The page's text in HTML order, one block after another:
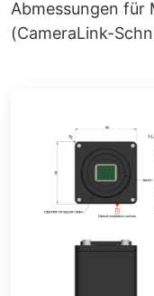
Abmessungen für
(CameraLink-